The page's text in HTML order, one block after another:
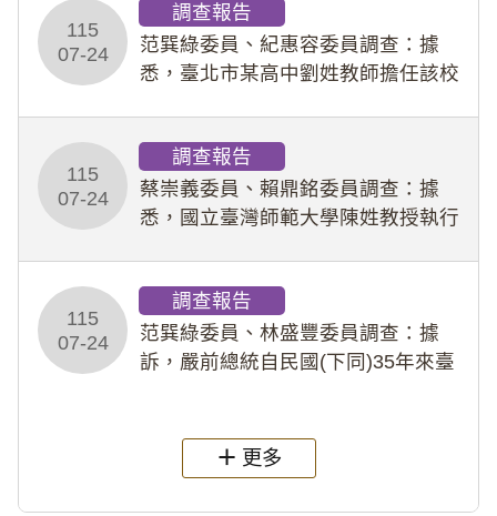
教羽球隊學生等行為，歷經該校校園
事件處理會議（下
115
07-24
調查報告
范巽綠委員、紀惠容委員調查：據
悉，臺北市某高中劉姓教師擔任該校
行拍攝特定樣態性影像並以手機傳送
劉師。該生因畏懼成
115
07-24
調查報告
蔡崇義委員、賴鼎銘委員調查：據
悉，國立臺灣師範大學陳姓教授執行
術倫理等情案調查報告。(115教調
31)
115
07-24
調查報告
范巽綠委員、林盛豐委員調查：據
訴，嚴前總統自民國(下同)35年來臺
過世後，總統府於89年間函請其家屬
繼續留住
更多